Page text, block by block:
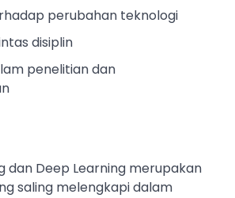
perubahan teknologi
disiplin
penelitian dan
dan Deep Learning merupakan
saling melengkapi dalam